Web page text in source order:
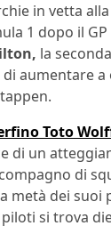
in vetta
1 dopo il
la
aumentare
Toto
di un
di
metà dei suoi
si trova